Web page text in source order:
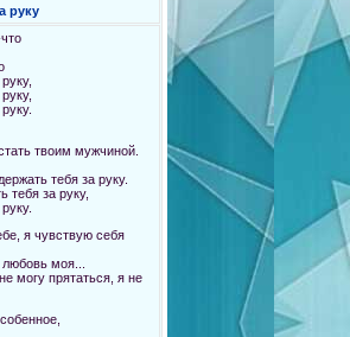
руку
твоим мужчиной.
тебя за руку.
тебя за руку,
я чувствую себя
моя...
могу прятаться, я не